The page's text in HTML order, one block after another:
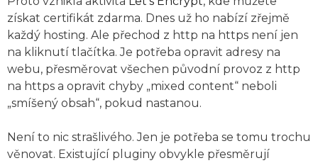
získat certifikát zdarma. Dnes už ho nabízí zřejmě
každý hosting. Ale přechod z http na https není jen
na kliknutí tlačítka. Je potřeba opravit adresy na
webu, přesměrovat všechen původní provoz z http
na https a opravit chyby „mixed content“ neboli
„smíšený obsah“, pokud nastanou.
Není to nic strašlivého. Jen je potřeba se tomu trochu
věnovat. Existující pluginy obvykle přesměrují